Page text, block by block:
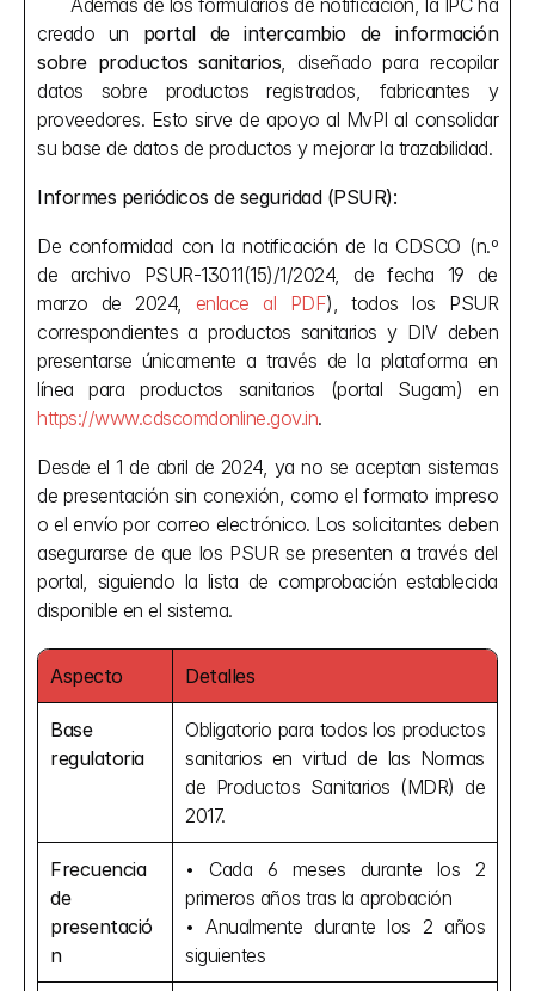
Además de los formularios de notificación, la IPC ha
creado un portal de intercambio de información
sobre productos sanitarios, diseñado para recopilar
datos sobre productos registrados, fabricantes y
proveedores. Esto sirve de apoyo al MvPI al consolidar
su base de datos de productos y mejorar la trazabilidad.
Informes periódicos de seguridad (PSUR):
De conformidad con la notificación de la CDSCO (n.º
de archivo PSUR-13011(15)/1/2024, de fecha 19 de
marzo de 2024, enlace al PDF), todos los PSUR
correspondientes a productos sanitarios y DIV deben
presentarse únicamente a través de la plataforma en
https://www.cdscomdonline.gov.in.
Desde el 1 de abril de 2024, ya no se aceptan sistemas
de presentación sin conexión, como el formato impreso
o el envío por correo electrónico. Los solicitantes deben
asegurarse de que los PSUR se presenten a través del
portal, siguiendo la lista de comprobación establecida
disponible en el sistema.
Aspecto Detalles
Base
regulatoria
Obligatorio para todos los productos
sanitarios en virtud de las Normas
de Productos Sanitarios (MDR) de
2017.
Frecuencia
de
presentació
n
• Cada 6 meses durante los 2
primeros años tras la aprobación
• Anualmente durante los 2 años
siguientes